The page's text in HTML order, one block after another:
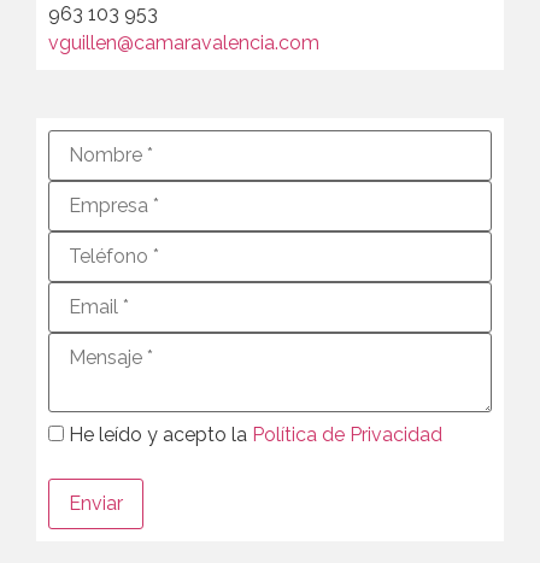
963 103 953
vguillen@camaravalencia.com
He leído y acepto la Política de Privacidad